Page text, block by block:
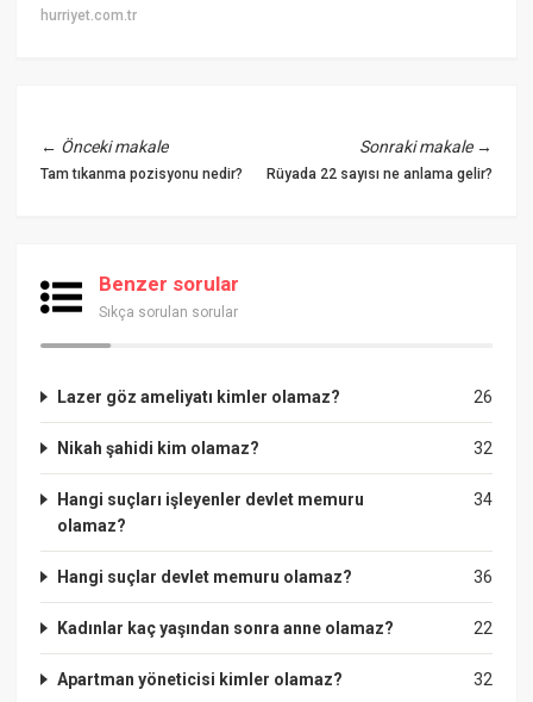
hurriyet.com.tr
← Önceki makale
Tam tıkanma pozisyonu nedir?
Sonraki makale→
Rüyada 22 sayısı ne anlama gelir?
Benzer sorular
Sıkça sorulan sorular
26
Lazer göz ameliyatı kimler olamaz?
32
Nikah şahidi kim olamaz?
34
Hangi suçları işleyenler devlet memuru
olamaz?
36
Hangi suçlar devlet memuru olamaz?
22
Kadınlar kaç yaşından sonra anne olamaz?
32
Apartman yöneticisi kimler olamaz?